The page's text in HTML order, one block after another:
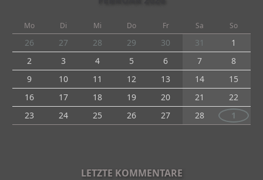
Mo Di Mi Do Fr Sa So
26 27 28 29 30 31
1
2
3 4 5 6 7
8
9
10 11 12 13 14
15
16
17 18 19 20 21
22
23
24 25 26 27 28 1
LETZTE KOMMENTARE